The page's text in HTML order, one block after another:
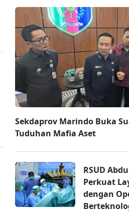
Sekdaprov Marindo Buka
Tuduhan Mafia Aset
RSUD
Perkuat
dengan